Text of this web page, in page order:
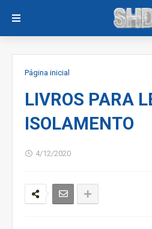
Página inicial
LIVROS PARA
ISOLAMENTO
4/12/2020